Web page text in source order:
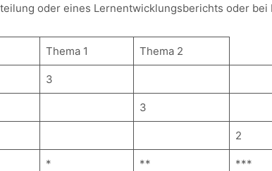
oder eines Lernentwicklungsberichts oder bei
Thema 1 Thema 2
3
3
2
* ** ***